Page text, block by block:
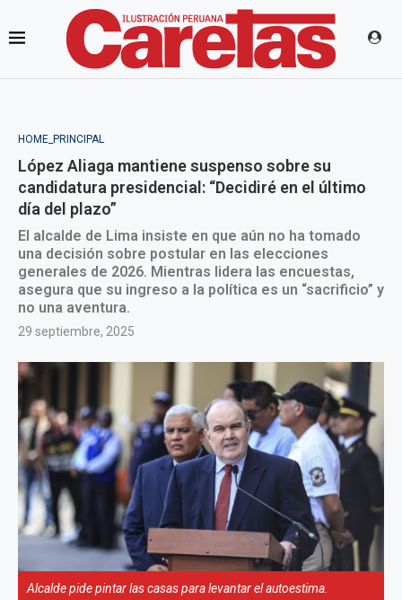
HOME_PRINCIPAL
López Aliaga mantiene suspenso sobre su
candidatura presidencial: “Decidiré en el último
día del plazo”
El alcalde de Lima insiste en que aún no ha tomado
una decisión sobre postular en las elecciones
generales de 2026. Mientras lidera las encuestas,
asegura que su ingreso a la política es un “sacrificio” y
no una aventura.
29 septiembre, 2025
Alcalde pide pintar las casas para levantar el autoestima.